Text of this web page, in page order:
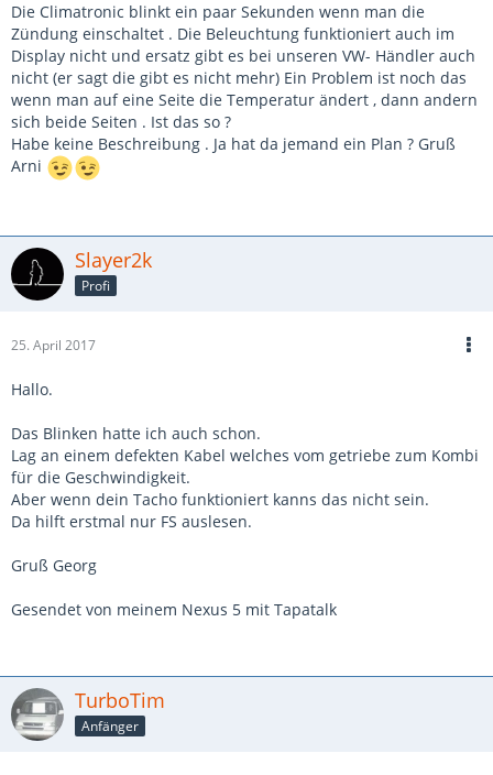
Die Climatronic blinkt ein paar Sekunden wenn man die
Zündung einschaltet . Die Beleuchtung funktioniert auch im
Display nicht und ersatz gibt es bei unseren VW- Händler auch
nicht (er sagt die gibt es nicht mehr) Ein Problem ist noch das
wenn man auf eine Seite die Temperatur ändert , dann andern
sich beide Seiten . Ist das so ?
Habe keine Beschreibung . Ja hat da jemand ein Plan ? Gruß
Arni
Slayer2k
Profi
25. April 2017
Hallo.
Das Blinken hatte ich auch schon.
Lag an einem defekten Kabel welches vom getriebe zum Kombi
für die Geschwindigkeit.
Aber wenn dein Tacho funktioniert kanns das nicht sein.
Da hilft erstmal nur FS auslesen.
Gruß Georg
Gesendet von meinem Nexus 5 mit Tapatalk
TurboTim
Anfänger